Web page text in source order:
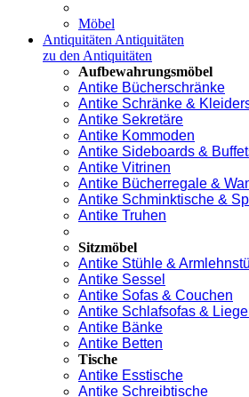
Möbel
Antiquitäten Antiquitäten
zu den Antiquitäten
Aufbewahrungsmöbel
Antike Bücherschränke
Antike Schränke &
Antike Sekretäre
Antike Kommoden
Antike Sideboards &
Antike Vitrinen
Antike Bücherregale &
Antike Schminktische &
Antike Truhen
Sitzmöbel
Antike Stühle &
Antike Sessel
Antike Sofas & Couchen
Antike Schlafsofas &
Antike Bänke
Antike Betten
Tische
Antike Esstische
Antike Schreibtische